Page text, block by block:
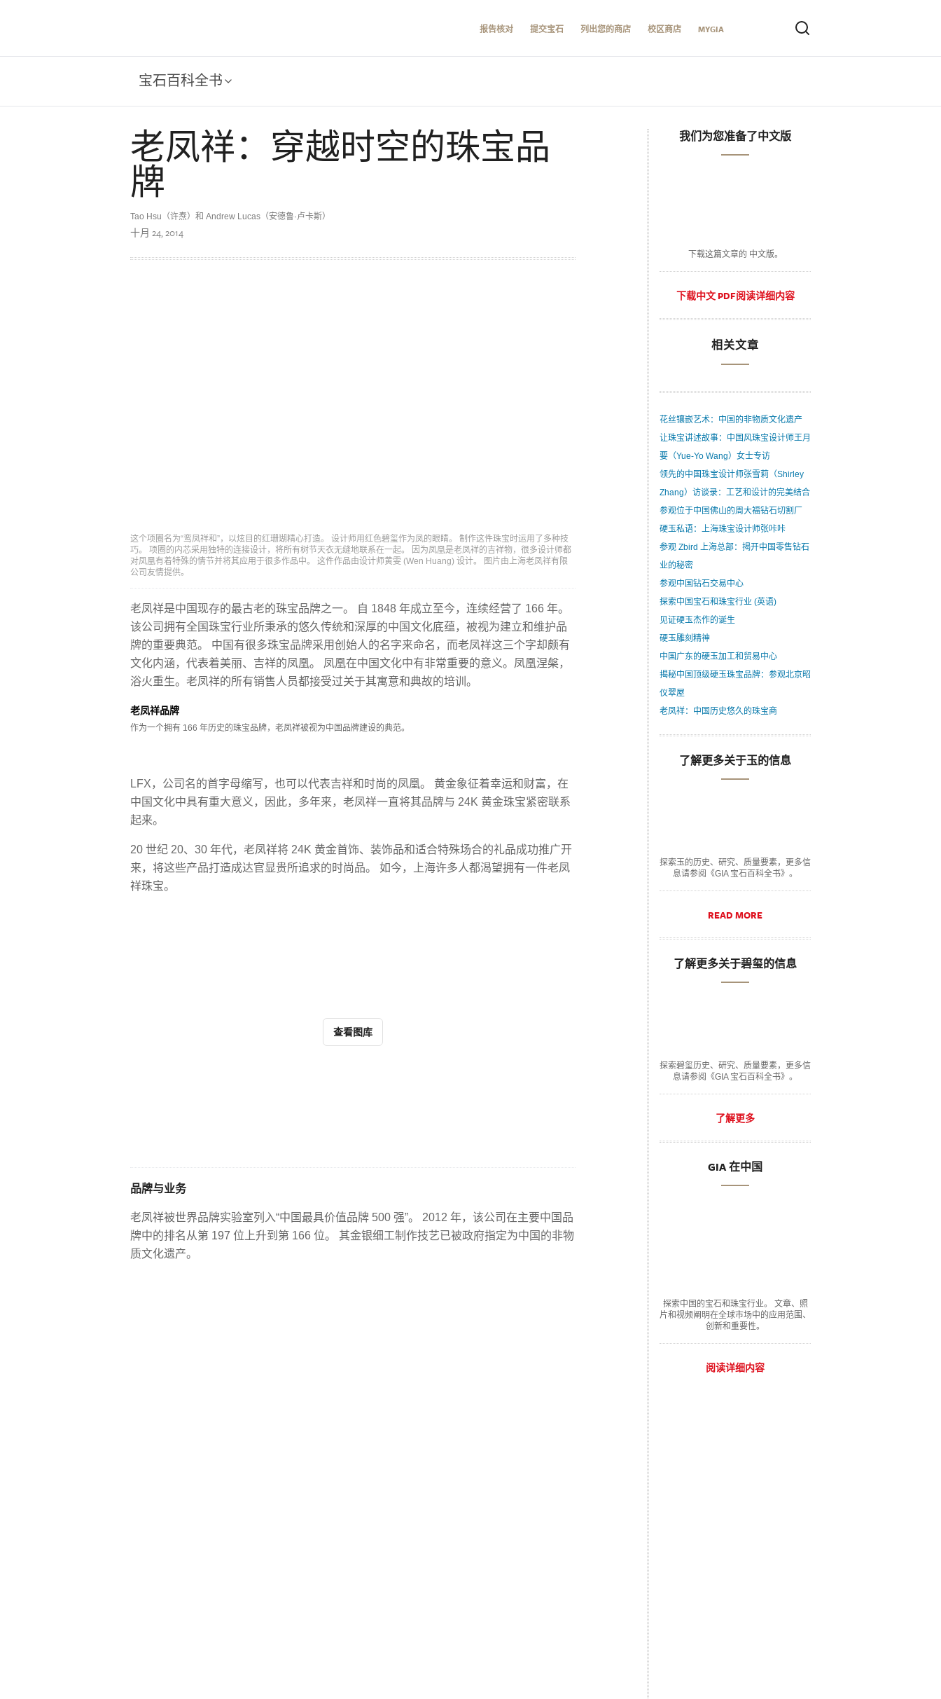
报告核对 提交宝石 列出您的商店 校区商店 MYGIA
宝石百科全书
老凤祥：穿越时空的珠宝品
牌
Tao Hsu（许焘）和 Andrew Lucas（安德鲁·卢卡斯）
十月 24, 2014
这个项圈名为“鸾凤祥和”，以炫目的红珊瑚精心打造。 设计师用红色碧玺作为凤的眼睛。 制作这件珠宝时运用了多种技
巧。 项圈的内芯采用独特的连接设计，将所有树节天衣无缝地联系在一起。 因为凤凰是老凤祥的吉祥物，很多设计师都
对凤凰有着特殊的情节并将其应用于很多作品中。 这件作品由设计师黄雯 (Wen Huang) 设计。 图片由上海老凤祥有限
公司友情提供。
老凤祥是中国现存的最古老的珠宝品牌之一。 自 1848 年成立至今，连续经营了 166 年。
该公司拥有全国珠宝行业所秉承的悠久传统和深厚的中国文化底蕴，被视为建立和维护品
牌的重要典范。 中国有很多珠宝品牌采用创始人的名字来命名，而老凤祥这三个字却颇有
文化内涵，代表着美丽、吉祥的凤凰。 凤凰在中国文化中有非常重要的意义。凤凰涅槃，
浴火重生。老凤祥的所有销售人员都接受过关于其寓意和典故的培训。
老凤祥品牌
作为一个拥有 166 年历史的珠宝品牌，老凤祥被视为中国品牌建设的典范。
LFX，公司名的首字母缩写，也可以代表吉祥和时尚的凤凰。 黄金象征着幸运和财富，在
中国文化中具有重大意义，因此，多年来，老凤祥一直将其品牌与 24K 黄金珠宝紧密联系
起来。
20 世纪 20、30 年代，老凤祥将 24K 黄金首饰、装饰品和适合特殊场合的礼品成功推广开
来，将这些产品打造成达官显贵所追求的时尚品。 如今，上海许多人都渴望拥有一件老凤
祥珠宝。
查看图库
品牌与业务
老凤祥被世界品牌实验室列入“中国最具价值品牌 500 强”。 2012 年，该公司在主要中国品
牌中的排名从第 197 位上升到第 166 位。 其金银细工制作技艺已被政府指定为中国的非物
质文化遗产。
我们为您准备了中文版
下载这篇文章的 中文版。
下载中文 PDF阅读详细内容
相关文章
花丝镶嵌艺术：中国的非物质文化遗产
让珠宝讲述故事：中国风珠宝设计师王月
要（Yue-Yo Wang）女士专访
领先的中国珠宝设计师张雪莉（Shirley
Zhang）访谈录：工艺和设计的完美结合
参观位于中国佛山的周大福钻石切割厂
硬玉私语：上海珠宝设计师张咔咔
参观 Zbird 上海总部：揭开中国零售钻石
业的秘密
参观中国钻石交易中心
探索中国宝石和珠宝行业 (英语)
见证硬玉杰作的诞生
硬玉雕刻精神
中国广东的硬玉加工和贸易中心
揭秘中国顶级硬玉珠宝品牌：参观北京昭
仪翠屋
老凤祥：中国历史悠久的珠宝商
了解更多关于玉的信息
探索玉的历史、研究、质量要素，更多信
息请参阅《GIA 宝石百科全书》。
READ MORE
了解更多关于碧玺的信息
探索碧玺历史、研究、质量要素，更多信
息请参阅《GIA 宝石百科全书》。
了解更多
GIA 在中国
探索中国的宝石和珠宝行业。 文章、照
片和视频阐明在全球市场中的应用范围、
创新和重要性。
阅读详细内容